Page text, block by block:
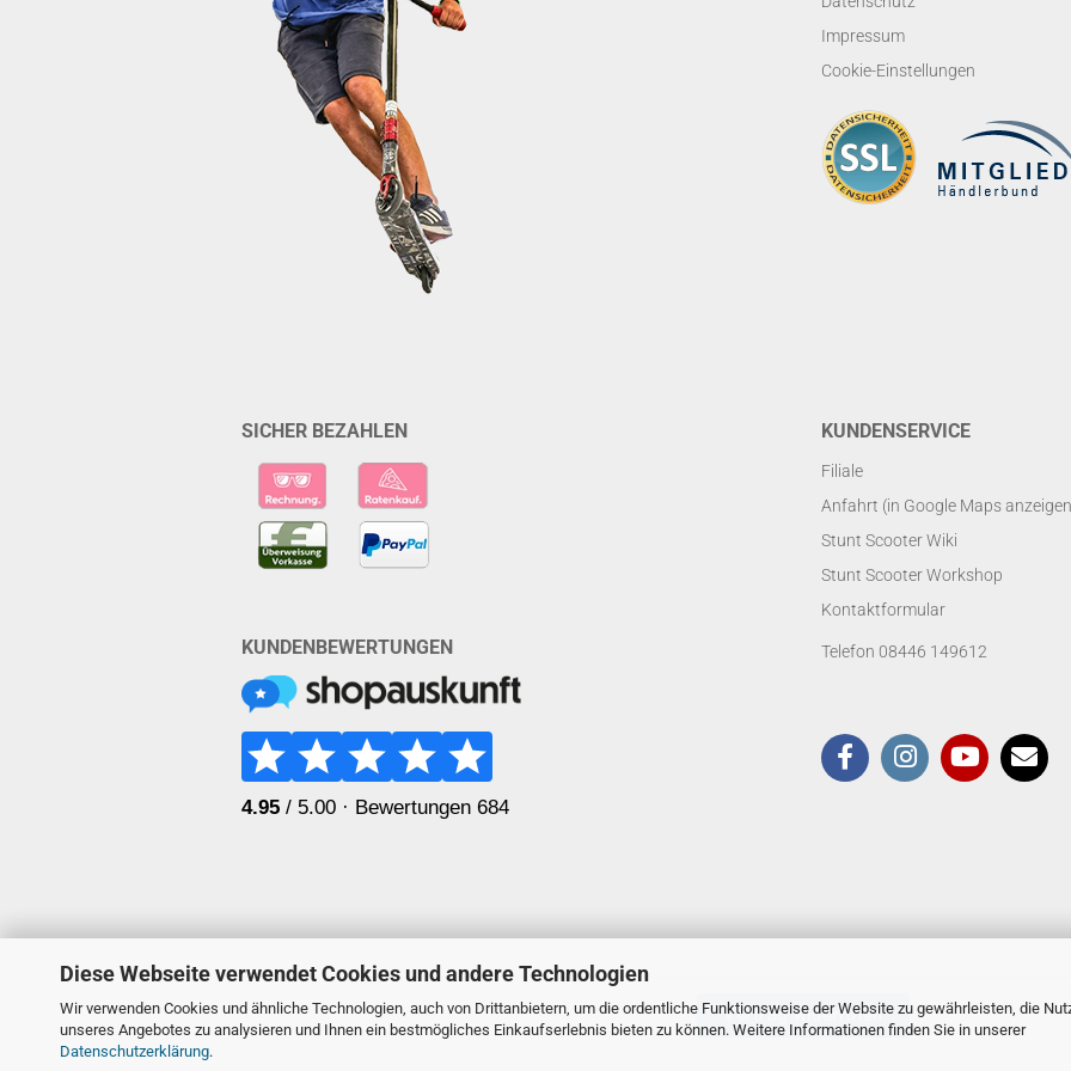
Diese Webseite verwendet Cookies und andere Technologien
Wir verwenden Cookies und ähnliche Technologien, auch von Drittanbietern, um die ordentliche Funktionsweise der Website zu gewährleisten, die
unseres Angebotes zu analysieren und Ihnen ein bestmögliches Einkaufserlebnis bieten zu können. Weitere Informationen finden Sie in unserer
Datenschutzerklärung.
Impressum
Cookie-Einstellungen
SICHER BEZAHLEN
KUNDENBEWERTUNGEN
KUNDENSERVICE
Filiale
Anfahrt (in Google Maps
Stunt Scooter Wiki
Stunt Scooter Workshop
Kontaktformular
Telefon 08446 149612
Vertrag widerrufen